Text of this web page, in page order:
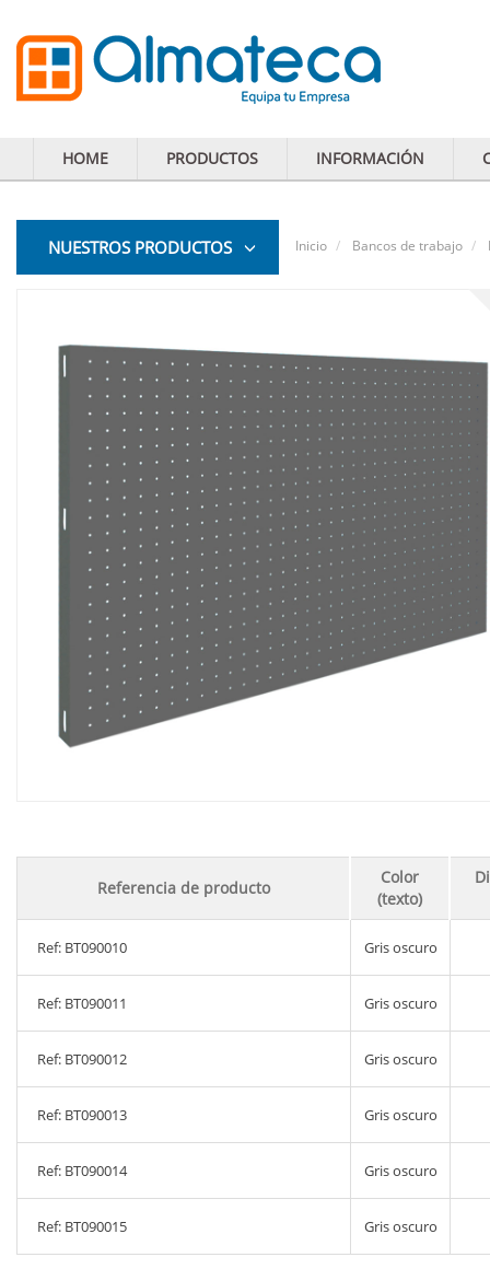
HOME PRODUCTOS INFORMACIÓN
NUESTROS PRODUCTOS Inicio Bancos de trabajo
Referencia de producto
Color
(texto)
Ref: BT090010 Gris oscuro
Ref: BT090011 Gris oscuro
Ref: BT090012 Gris oscuro
Ref: BT090013 Gris oscuro
Ref: BT090014 Gris oscuro
Ref: BT090015 Gris oscuro